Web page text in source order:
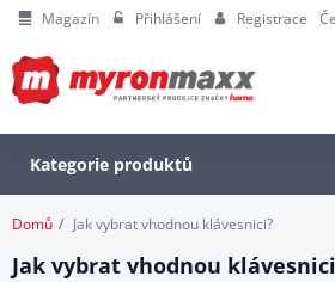
Magazín Přihlášení Registrace
Kategorie produktů
Domů Jak vybrat vhodnou klávesnici?
Jak vybrat vhodnou